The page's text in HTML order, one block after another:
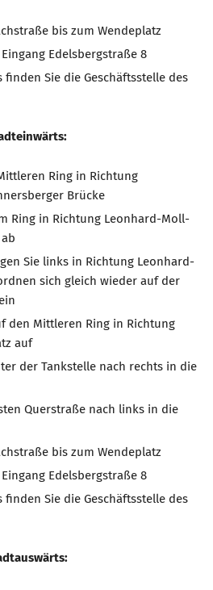
bis zum Wendeplatz
Edelsbergstraße 8
finden Sie die Geschäftsstelle des
Ring in Richtung
Brücke
Ring in Richtung Leonhard-Moll-
Sie links in Richtung Leonhard-
sich gleich wieder auf der
den Mittleren Ring in Richtung
auf
der Tankstelle nach rechts in die
Querstraße nach links in die
bis zum Wendeplatz
Edelsbergstraße 8
finden Sie die Geschäftsstelle des